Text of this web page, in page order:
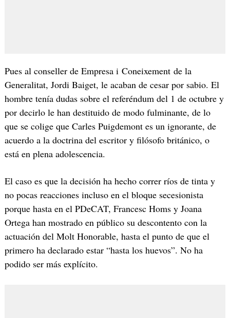
Pues al conseller de Empresa i Coneixement de la
Generalitat, Jordi Baiget, le acaban de cesar por sabio. El
hombre tenía dudas sobre el referéndum del 1 de octubre y
por decirlo le han destituido de modo fulminante, de lo
que se colige que Carles Puigdemont es un ignorante, de
acuerdo a la doctrina del escritor y filósofo británico, o
está en plena adolescencia.
El caso es que la decisión ha hecho correr ríos de tinta y
no pocas reacciones incluso en el bloque secesionista
porque hasta en el PDeCAT, Francesc Homs y Joana
Ortega han mostrado en público su descontento con la
actuación del Molt Honorable, hasta el punto de que el
primero ha declarado estar “hasta los huevos”. No ha
podido ser más explícito.